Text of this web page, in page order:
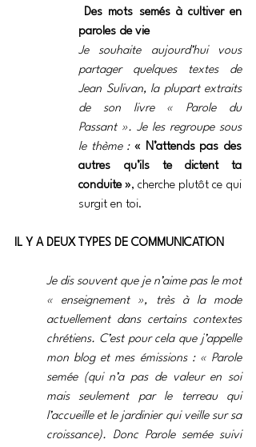
paroles de vie
Je souhaite aujourd’hui vous
partager quelques textes de
Jean Sulivan, la plupart extraits
de son livre « Parole du
Passant ». Je les regroupe sous
le thème : « N’attends pas des
autres qu’ils te dictent ta
conduite », cherche plutôt ce qui
surgit en toi.
IL Y A DEUX TYPES DE COMMUNICATION
Je dis souvent que je n’aime pas le mot
« enseignement », très à la mode
actuellement dans certains contextes
chrétiens. C’est pour cela que j’appelle
mon blog et mes émissions : « Parole
semée (qui n’a pas de valeur en soi
mais seulement par le terreau qui
l’accueille et le jardinier qui veille sur sa
croissance). Donc Parole semée suivi